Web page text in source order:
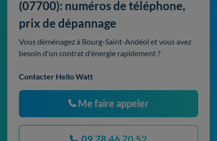
(07700): numéros de téléphone,
prix de dépannage
Vous déménagez à Bourg-Saint-Andéol et vous avez
besoin d'un contrat d'énergie rapidement ?
Contacter Hello Watt
Me faire appeler